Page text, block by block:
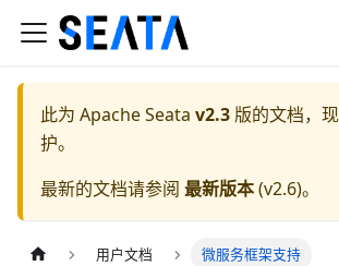
此为 Apache Seata v2.3 版的文档，
护。
最新的文档请参阅 最新版本(v2.6)。
用户文档 微服务框架支持